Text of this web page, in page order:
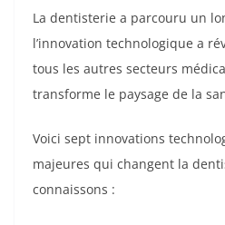
La dentisterie a parcouru un
l’innovation technologique a
tous les autres secteurs
transforme le paysage de la
Voici sept innovations
majeures qui changent la
connaissons :